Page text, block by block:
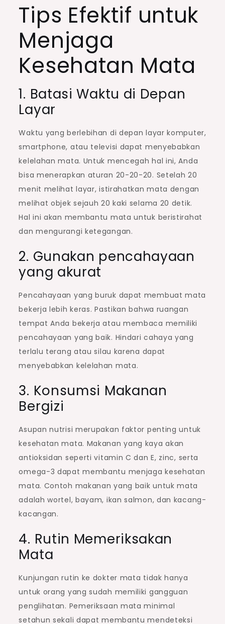
Tips Efektif untuk
Menjaga
Kesehatan Mata
1. Batasi Waktu di Depan
Layar
Waktu yang berlebihan di depan layar komputer,
smartphone, atau televisi dapat menyebabkan
kelelahan mata. Untuk mencegah hal ini, Anda
bisa menerapkan aturan 20-20-20. Setelah 20
menit melihat layar, istirahatkan mata dengan
melihat objek sejauh 20 kaki selama 20 detik.
Hal ini akan membantu mata untuk beristirahat
dan mengurangi ketegangan.
2. Gunakan pencahayaan
yang akurat
Pencahayaan yang buruk dapat membuat mata
bekerja lebih keras. Pastikan bahwa ruangan
tempat Anda bekerja atau membaca memiliki
pencahayaan yang baik. Hindari cahaya yang
terlalu terang atau silau karena dapat
menyebabkan kelelahan mata.
3. Konsumsi Makanan
Bergizi
Asupan nutrisi merupakan faktor penting untuk
kesehatan mata. Makanan yang kaya akan
antioksidan seperti vitamin C dan E, zinc, serta
omega-3 dapat membantu menjaga kesehatan
mata. Contoh makanan yang baik untuk mata
adalah wortel, bayam, ikan salmon, dan kacang-
kacangan.
4. Rutin Memeriksakan
Mata
Kunjungan rutin ke dokter mata tidak hanya
untuk orang yang sudah memiliki gangguan
penglihatan. Pemeriksaan mata minimal
setahun sekali dapat membantu mendeteksi